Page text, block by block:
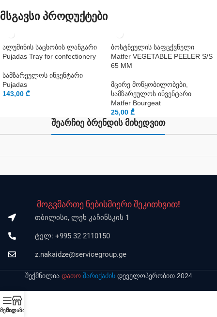
მსგავსი პროდუქტები
ალუმინის საცხობის ლანგარი
Pujadas Tray for confectionery
სამზარეულოს ინვენტარი
Pujadas
143,00 ₾
ბოსტნეულის საფცქვნელი
Matfer VEGETABLE PEELER S/S
65 MM
მცირე მოწყობილობები
სამზარეულოს ინვენტარი
Matfer Bourgeat
25,00 ₾
შეარჩიე ბრენდის მიხედვით
მოგვმართე ნებისმიერი შეკითხვით!
თბილისი, ლეხ კაჩინსკის 1
ტელ: +995 32 2110150
z.nakaidze@servicegroup.ge
შექმნილია დათოშარიქაძისდეველოპერობით 2024
მენიუ
მაღაზია